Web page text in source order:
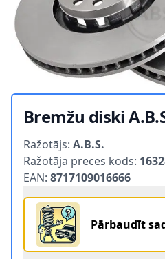
Bremžu diski
Ražotājs: A.B.S.
Ražotāja preces kods:
EAN: 8717109016666
Pārbaudīt